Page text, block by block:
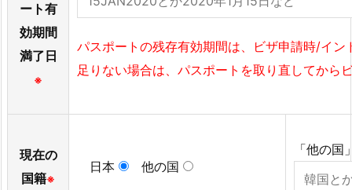
ート有
効期間
満了日
※
パスポートの残存有効期間は、ビザ申請時/イ
足りない場合は、パスポートを取り直してから
現在の
国籍※
日本 他の国
「他の